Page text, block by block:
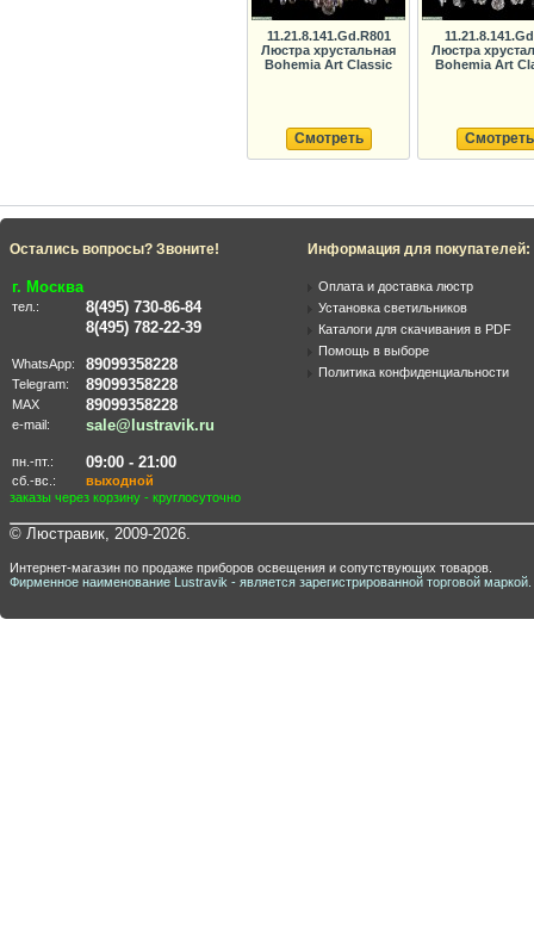
11.21.8.141.Gd.R801
Люстра хрустальная
Bohemia Art Classic
Смотреть
Люстра
Bohemia Art
Смотреть
Остались вопросы? Звоните!
г. Москва
тел.:
8(495) 730-86-84
8(495) 782-22-39
WhatsApp: 89099358228
Telegram: 89099358228
MAX 89099358228
e-mail: sale@lustravik.ru
пн.-пт.: 09:00 - 21:00
сб.-вс.:
выходной
заказы через корзину - круглосуточно
Информация для покупателей:
Оплата и доставка люстр
Установка светильников
Каталоги для скачивания в PDF
Помощь в выборе
Политика конфиденциальности
© Люстравик, 2009-2026.
Интернет-магазин по продаже приборов освещения и сопутствующих товаров.
Фирменное наименование Lustravik - является зарегистрированной торговой